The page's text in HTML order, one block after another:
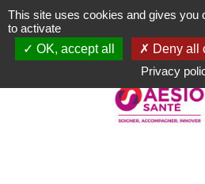
Aller
au
contenu
This site uses cookies and gives you
to activate
OK, accept all
Deny all
Privacy